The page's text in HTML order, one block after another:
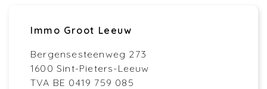
Immo Groot Leeuw
Bergensesteenweg 273
1600 Sint-Pieters-Leeuw
TVA BE 0419 759 085